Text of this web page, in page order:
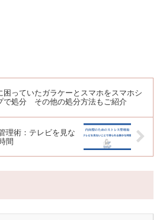
困っていたガラケーとスマホをスマホシ
で処分 その他の処分方法もご紹介
理術：テレビを見な
間